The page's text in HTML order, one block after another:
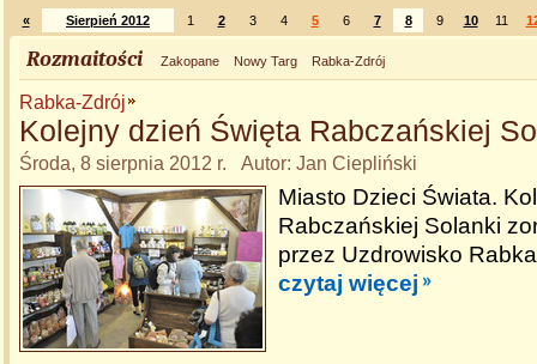
« Sierpień 2012 1 2 3 4 5 6 7 8 9 10 11
Rozmaitości Zakopane Nowy Targ Rabka-Zdrój
Rabka-Zdrój
Kolejny dzień Święta Rabczańskiej
Środa, 8 sierpnia 2012 r. Autor: Jan Ciepliński
Miasto Dzieci Świata.
Rabczańskiej Solanki
przez Uzdrowisko
czytaj więcej